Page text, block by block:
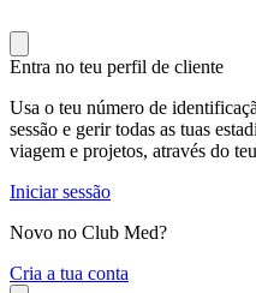
Entra no teu perfil de cliente
Usa o teu número de
sessão e gerir todas as tuas
viagem e projetos, através do
Iniciar sessão
Novo no Club Med?
Cria a tua conta